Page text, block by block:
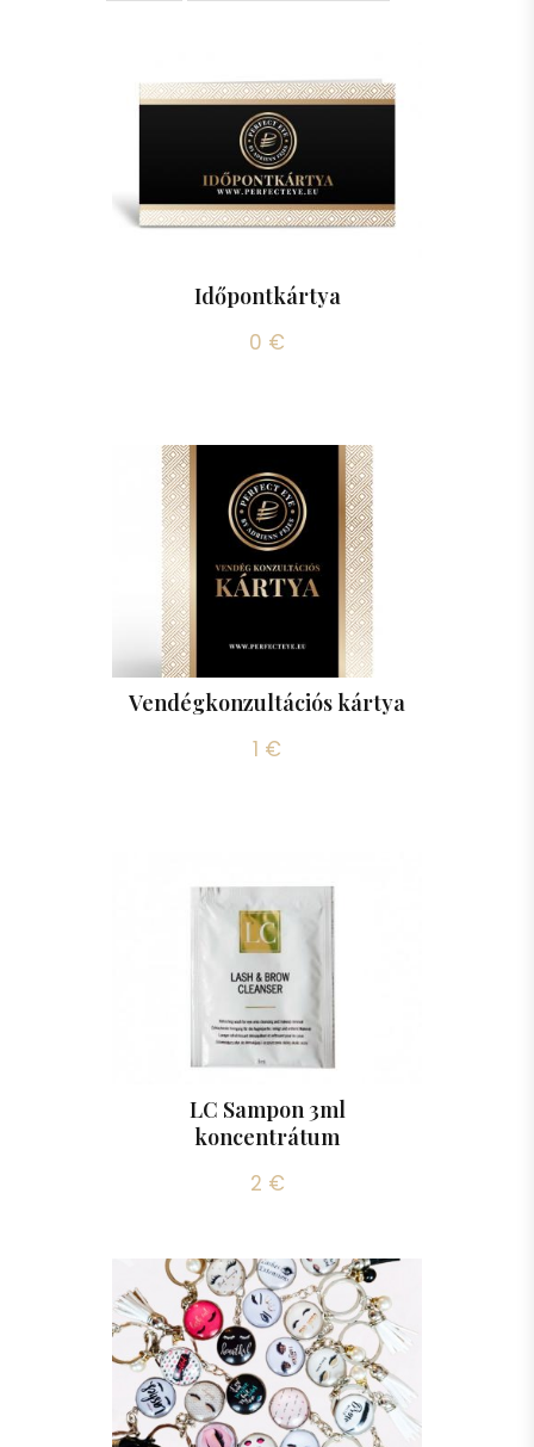
Időpontkártya
0 €
Vendégkonzultációs kártya
1 €
LC Sampon 3ml
koncentrátum
2 €